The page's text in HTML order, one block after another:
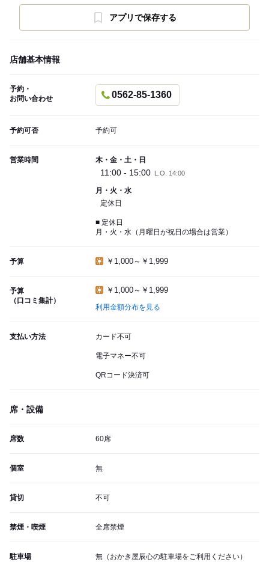
アプリで保存する
店舗基本情報
予約・
お問い合わせ
0562-85-1360
予約可否 予約可
営業時間 木・金・土・日
11:00 - 15:00 L.O. 14:00
月・火・水
定休日
■ 定休日
月・火・水（月曜日が祝日の場合は営業）
予算 ￥1,000～￥1,999
予算
（口コミ集計）
￥1,000～￥1,999
利用金額分布を見る
支払い方法 カード不可
電子マネー不可
QRコード決済可
席・設備
席数 60席
個室 無
貸切 不可
禁煙・喫煙 全席禁煙
駐車場 無（おかき屋辰心の駐車場をご利用ください）